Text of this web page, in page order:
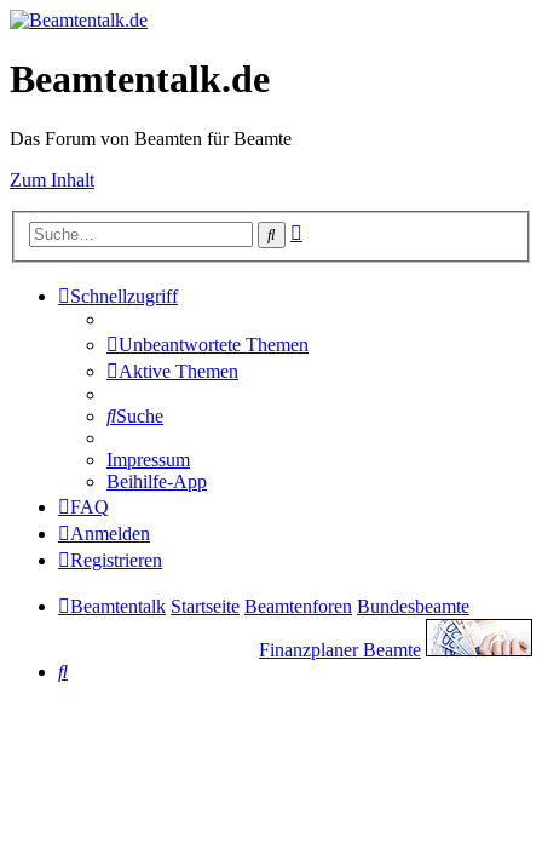
Beamtentalk.de
Das Forum von Beamten für Beamte
Zum Inhalt
Suche
Schnellzugriff
Unbeantwortete Themen
Aktive Themen
Suche
Impressum
Beihilfe-App
FAQ
Anmelden
Registrieren
Beamtentalk Startseite Beamtenforen Bundesbeamte
Finanzplaner Beamte
Suche